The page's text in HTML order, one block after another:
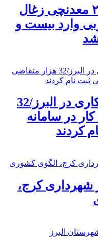
کشته شدن ۲۰ معدنچی زغال
وارد بیست و
کاهش نرخ بیکاری در البرز/32
در سامانه
کردند
شهرداری کرج،